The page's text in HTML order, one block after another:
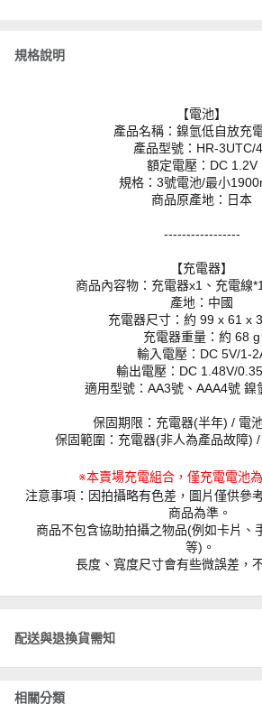
規格說明
【電池】
產品名稱：鎳氫低自放充
產品型號：HR-3UTC/
額定電壓：DC 1.2V
規格：3號電池/最小
商品原產地：日本
-----------------
【充電器】
商品內容物：充電器x1、充電線
產地：中國
充電器尺寸：約 99 x 61 x
充電器重量：約 68 g
輸入電壓：DC 5V/1-
輸出電壓：DC 1.48V/
適用型號：AA3號、AAA4號 鎳
保固期限：充電器(半年) / 電
保固範圍：充電器(非人為產品故障)
※本賣場充電組合，僅充電電池
注意事項：因拍攝略有色差，圖片僅供參
商品為準。
商品不包含協助拍攝之物品(例如卡片、
等)。
長度、寬度尺寸會有些微誤差，
配送與退換貨需知
相關分類